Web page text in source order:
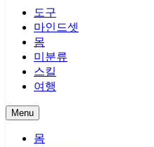
도구
마인드셋
몸
미분류
스킬
여행
Menu
몸